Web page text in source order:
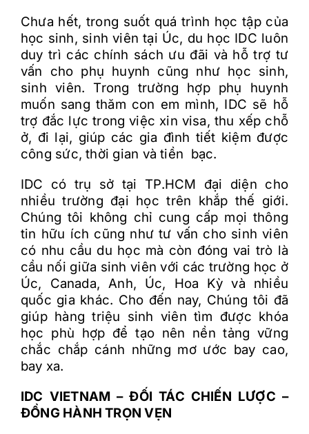
Chưa hết, trong suốt quá trình học tập của
học sinh, sinh viên tại Úc, du học IDC luôn
duy trì các chính sách ưu đãi và hỗ trợ tư
vấn cho phụ huynh cũng như học sinh,
sinh viên. Trong trường hợp phụ huynh
muốn sang thăm con em mình, IDC sẽ hỗ
trợ đắc lực trong việc xin visa, thu xếp chỗ
ở, đi lại, giúp các gia đình tiết kiệm được
công sức, thời gian và tiền bạc.
IDC có trụ sở tại TP.HCM đại diện cho
nhiều trường đại học trên khắp thế giới.
Chúng tôi không chỉ cung cấp mọi thông
tin hữu ích cũng như tư vấn cho sinh viên
có nhu cầu du học mà còn đóng vai trò là
cầu nối giữa sinh viên với các trường học ở
Úc, Canada, Anh, Úc, Hoa Kỳ và nhiều
quốc gia khác. Cho đến nay, Chúng tôi đã
giúp hàng triệu sinh viên tìm được khóa
học phù hợp để tạo nên nền tảng vững
chắc chắp cánh những mơ ước bay cao,
bay xa.
IDC VIETNAM–ĐỐI TÁC CHIẾN LƯỢC –
ĐỒNG HÀNH TRỌN VẸN